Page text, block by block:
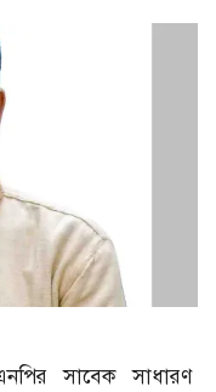
সাবেক সাধারণ